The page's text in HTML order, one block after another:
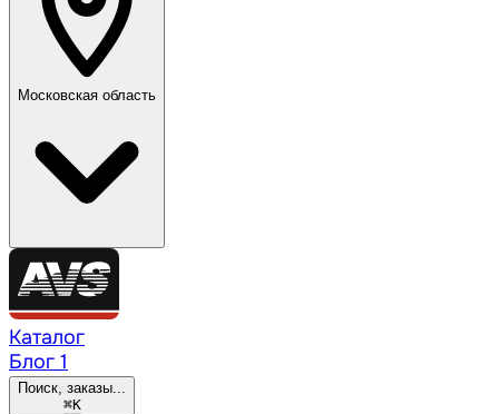
Московская область
Каталог
Блог 1
Поиск, заказы...
⌘K